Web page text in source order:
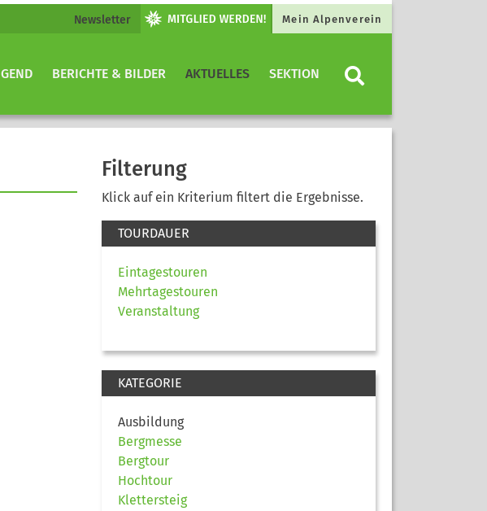
Newsletter Mein Alpenverein
BERICHTE & BILDER AKTUELLES SEKTION
Filterung
Klick auf ein Kriterium filtert die Ergebnisse.
TOURDAUER
Eintagestouren
Mehrtagestouren
Veranstaltung
KATEGORIE
Ausbildung
Bergmesse
Bergtour
Hochtour
Klettersteig